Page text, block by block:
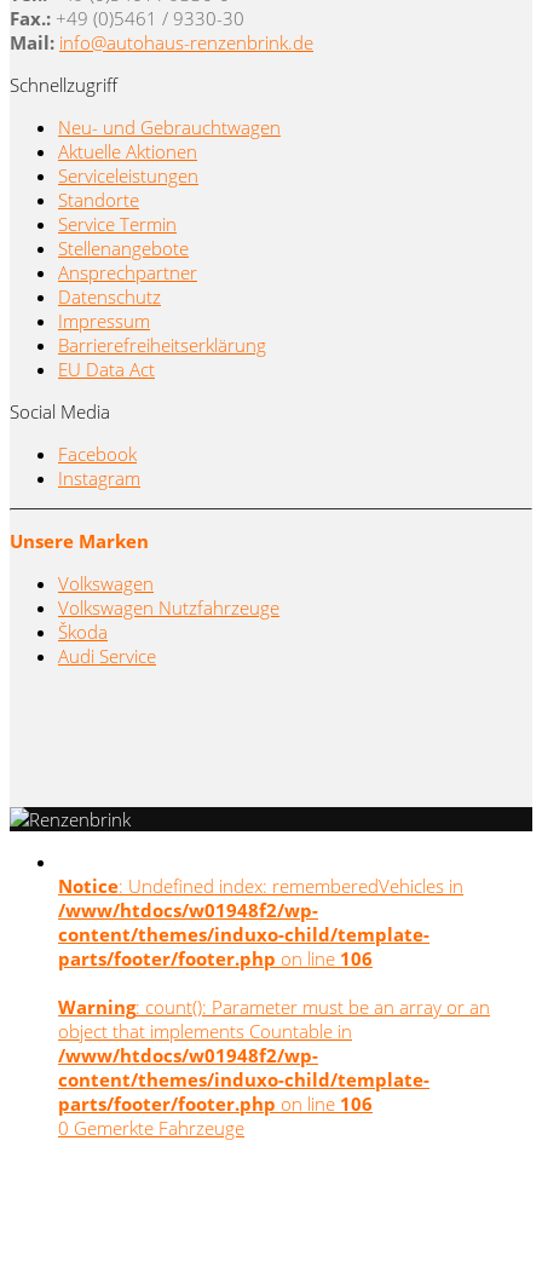
Fax.: +49 (0)5461 / 9330-30
Mail: info@autohaus-renzenbrink.de
Schnellzugriff
Neu- und Gebrauchtwagen
Aktuelle Aktionen
Serviceleistungen
Standorte
Service Termin
Stellenangebote
Ansprechpartner
Datenschutz
Impressum
Barrierefreiheitserklärung
EU Data Act
Social Media
Facebook
Instagram
Unsere Marken
Volkswagen
Volkswagen Nutzfahrzeuge
Škoda
Audi Service
Notice: Undefined index: rememberedVehicles in
/www/htdocs/w01948f2/wp-
content/themes/induxo-child/template-
parts/footer/footer.php on line 106
Warning: count(): Parameter must be an array or an
object that implements Countable in
/www/htdocs/w01948f2/wp-
content/themes/induxo-child/template-
parts/footer/footer.php on line 106
0 Gemerkte Fahrzeuge